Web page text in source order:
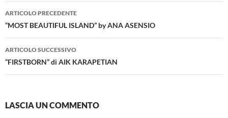
Navigazione
articolo
ARTICOLO PRECEDENTE
“MOST BEAUTIFUL ISLAND” by ANA ASENSIO
ARTICOLO SUCCESSIVO
“FIRSTBORN” di AIK KARAPETIAN
LASCIA UN COMMENTO